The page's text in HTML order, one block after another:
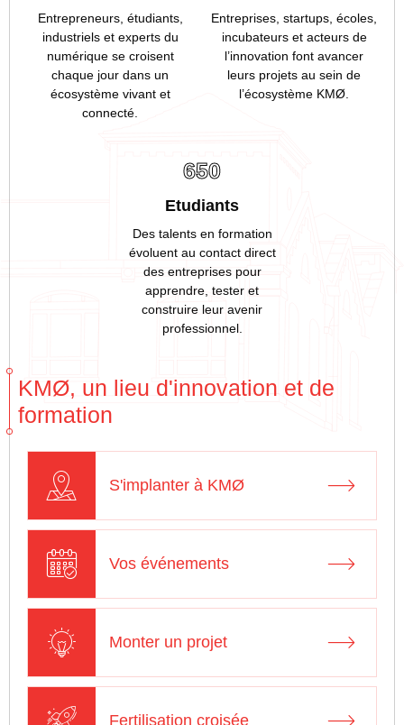
Entrepreneurs, étudiants,
industriels et experts du
numérique se croisent
chaque jour dans un
écosystème vivant et
connecté.
Entreprises, startups, écoles,
incubateurs et acteurs de
l’innovation font avancer
leurs projets au sein de
l’écosystème KMØ.
650
Etudiants
Des talents en formation
évoluent au contact direct
des entreprises pour
apprendre, tester et
construire leur avenir
professionnel.
KMØ, un lieu d'innovation et de
formation
S'implanter à KMØ
Vos événements
Monter un projet
Fertilisation croisée